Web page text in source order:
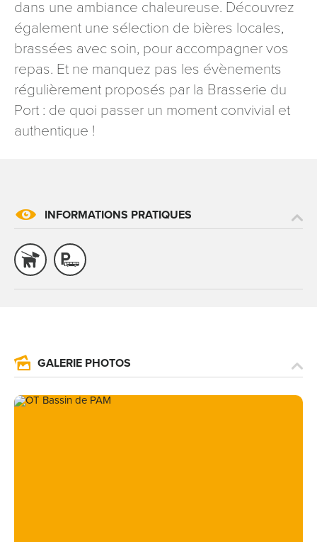
dans une ambiance chaleureuse. Découvrez
également une sélection de bières locales,
brassées avec soin, pour accompagner vos
repas. Et ne manquez pas les évènements
régulièrement proposés par la Brasserie du
Port : de quoi passer un moment convivial et
authentique !
INFORMATIONS PRATIQUES
GALERIE PHOTOS
esplanade Jacques-Baudot CO 90019 54035 NANCY
cedex
reCAPTCHA